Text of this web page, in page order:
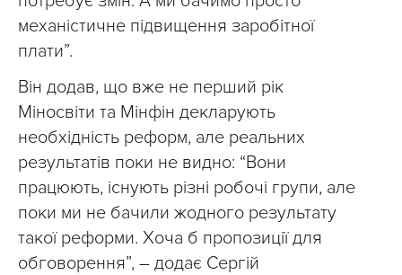
механістичне підвищення заробітної
плати”.
Він додав, що вже не перший рік
Міносвіти та Мінфін декларують
необхідність реформ, але реальних
результатів поки не видно: “Вони
працюють, існують різні робочі групи, але
поки ми не бачили жодного результату
такої реформи. Хоча б пропозиції для
обговорення”, – додає Сергій